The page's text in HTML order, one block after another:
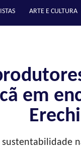
ARTE E CULTURA
em